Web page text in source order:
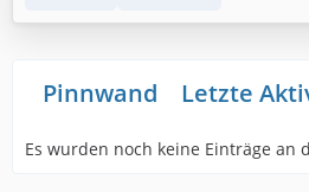
Pinnwand Letzte
Es wurden noch keine Einträge an